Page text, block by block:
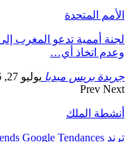
الأمم المتحدة
لجنة أممية تدعو المغرب
وعدم اتخاذ أي…
جريدة بريس ميديا يوليو 27, 2026
Prev Next
أنشطة الملك
ترند Trends Google Tendances